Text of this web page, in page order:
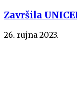
Završila
26. rujna 2023.